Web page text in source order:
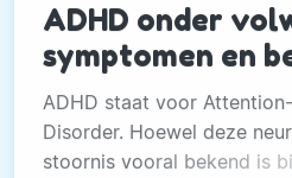
ADHD onder
symptomen en
ADHD staat voor
Disorder. Hoewel deze
stoornis vooral bekend is